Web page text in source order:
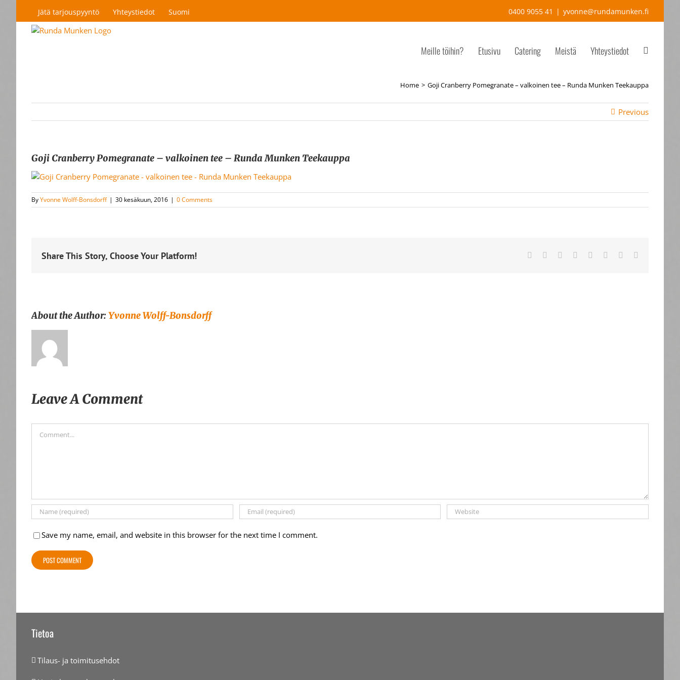
Jätä tarjouspyyntö Yhteystiedot Suomi 0400 9055 41 | yvonne@rundamunken.fi
Meille töihin? Etusivu Catering Meistä Yhteystiedot
Home Goji Cranberry Pomegranate – valkoinen tee – Runda Munken Teekauppa
Previous
Goji Cranberry Pomegranate – valkoinen tee – Runda Munken Teekauppa
ByYvonne Wolff-Bonsdorff | 30 kesäkuun, 2016 | 0 Comments
Share This Story, Choose Your Platform! Facebook Reddit LinkedIn
TumblrPinterest
About the Author:Yvonne Wolff-Bonsdorff
Leave A Comment
Save my name, email, and website in this browser for the next time I comment.
Tietoa
Tilaus- ja toimitusehdot